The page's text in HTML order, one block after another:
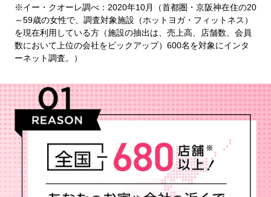
※イー・クオーレ調べ：2020年10月（首都圏・京阪神在住の20
～59歳の女性で、調査対象施設（ホットヨガ・フィットネス）
を現在利用している方（施設の抽出は、売上高、店舗数、会員
数において上位の会社をピックアップ）600名を対象にインタ
ーネット調査。）